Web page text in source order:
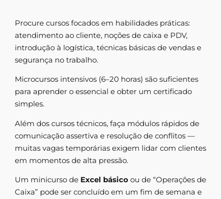
Procure cursos focados em habilidades práticas:
atendimento ao cliente, noções de caixa e PDV,
introdução à logística, técnicas básicas de vendas e
segurança no trabalho.
Microcursos intensivos (6–20 horas) são suficientes
para aprender o essencial e obter um certificado
simples.
Além dos cursos técnicos, faça módulos rápidos de
comunicação assertiva e resolução de conflitos —
muitas vagas temporárias exigem lidar com clientes
em momentos de alta pressão.
Um minicurso de Excel básico ou de “Operações de
Caixa” pode ser concluído em um fim de semana e